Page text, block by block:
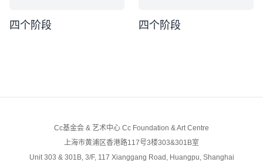
四个阶段 四个阶段
Cc基金会 & 艺术中心 Cc Foundation & Art Centre
上海市黄浦区香港路117号3楼303&301B室
Unit 303 & 301B, 3/F, 117 Xianggang Road, Huangpu, Shanghai